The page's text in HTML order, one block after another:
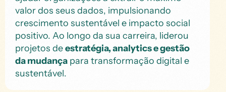
valor dos seus dados, impulsionando
crescimento sustentável e impacto social
positivo. Ao longo da sua carreira, liderou
projetos deestratégia, analytics e gestão
da mudança para transformação digital e
sustentável.